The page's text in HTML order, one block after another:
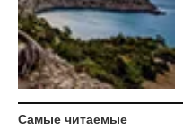
Самые читаемые